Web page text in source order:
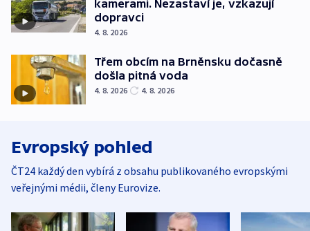
kamerami. Nezastaví je, vzkazují
dopravci
4. 8. 2026
Třem obcím na Brněnsku dočasně
došla pitná voda
4. 8. 2026 4. 8. 2026
Evropský pohled
ČT24 každý den vybírá z obsahu publikovaného evropskými
veřejnými médii, členy Eurovize.